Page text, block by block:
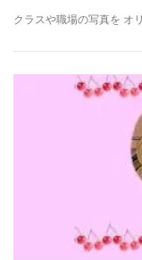
クラスや職場の写真を